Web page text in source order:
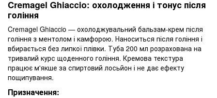
Cremagel Ghiaccio: охолодження і тонус після
гоління
Cremagel Ghiaccio — охолоджувальний бальзам-крем після
гоління з ментолом і камфорою. Наноситься після гоління і
вбирається без липкої плівки. Туба 200 мл розрахована на
тривалий курс щоденного гоління. Кремова текстура
працює м'якше за спиртовий лосьйон і не дає ефекту
пощипування.
Призначення: